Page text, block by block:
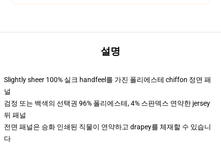
설명
Slightly sheer 100% 실크 handfeel를 가진 폴리에스테 chiffon 정면 패
널
검정 또는 백색의 선택권 96% 폴리에스테, 4% 스판덱스 연약한 jersey
뒤 패널
전면 패널은 승화 인쇄된 직물이 연약하고 drapey를 체재할 수 있습니
다